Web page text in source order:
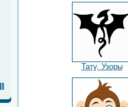
Тату, Узоры